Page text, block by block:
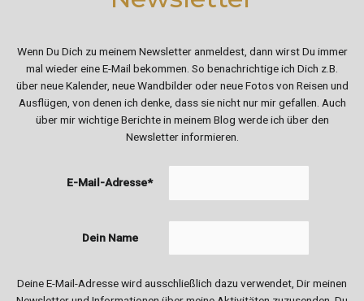
Wenn Du Dich zu meinem Newsletter anmeldest, dann wirst Du immer
mal wieder eine E-Mail bekommen. So benachrichtige ich Dich z.B.
über neue Kalender, neue Wandbilder oder neue Fotos von Reisen und
Ausflügen, von denen ich denke, dass sie nicht nur mir gefallen. Auch
über mir wichtige Berichte in meinem Blog werde ich über den
Newsletter informieren.
E-Mail-Adresse*
Dein Name
Deine E-Mail-Adresse wird ausschließlich dazu verwendet, Dir meinen